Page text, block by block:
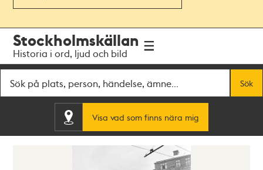
navigationen
huvudinnehållet
Stockholmskällan
Historia i ord, ljud och bild
Sök
Visa vad som finns nära mig